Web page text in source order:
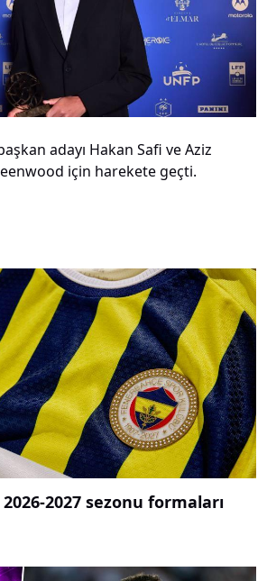
adayı Hakan Safi ve Aziz
için harekete geçti.
2027 sezonu formaları